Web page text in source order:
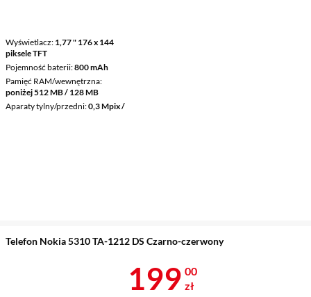
Wyświetlacz 1,77 " 176 x 144
piksele TFT
Pojemność baterii 800 mAh
Pamięć RAM/wewnętrzna
poniżej 512 MB / 128 MB
Aparaty tylny/przedni 0,3 Mpix /
Telefon Nokia 5310 TA-1212 DS Czarno-czerwony
Cena 199 zł
199 00
zł